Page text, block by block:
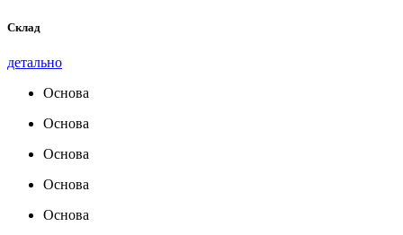
Склад
детально
Основа
Основа
Основа
Основа
Основа